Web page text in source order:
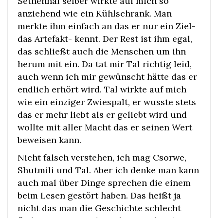
anziehend wie ein Kühlschrank. Man
merkte ihm einfach an das er nur ein Ziel-
das Artefakt- kennt. Der Rest ist ihm egal,
das schließt auch die Menschen um ihn
herum mit ein. Da tat mir Tal richtig leid,
auch wenn ich mir gewünscht hätte das er
endlich erhört wird. Tal wirkte auf mich
wie ein einziger Zwiespalt, er wusste stets
das er mehr liebt als er geliebt wird und
wollte mit aller Macht das er seinen Wert
beweisen kann.
Nicht falsch verstehen, ich mag Csorwe,
Shutmili und Tal. Aber ich denke man kann
auch mal über Dinge sprechen die einem
beim Lesen gestört haben. Das heißt ja
nicht das man die Geschichte schlecht